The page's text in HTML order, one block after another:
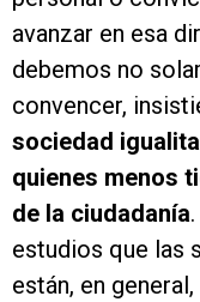
avanzar en esa
debemos no
convencer,
sociedad
quienes menos
de la ciudadanía
estudios que las
están, en